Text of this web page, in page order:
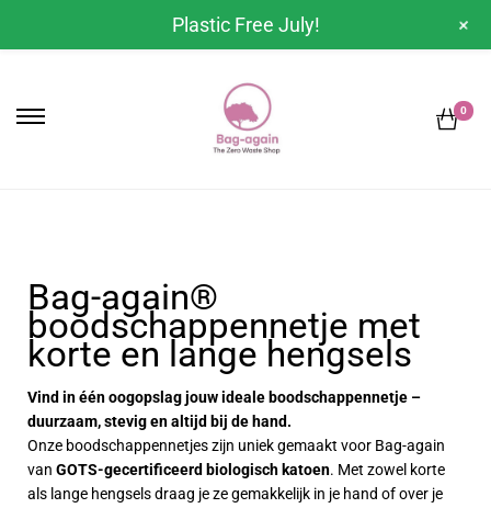
0
Bag-again®
boodschappennetje met
korte en lange hengsels
Vind in één oogopslag jouw ideale boodschappennetje –
duurzaam, stevig en altijd bij de hand.
Onze boodschappennetjes zijn uniek gemaakt voor Bag-again
van GOTS-gecertificeerd biologisch katoen. Met zowel korte
als lange hengsels draag je ze gemakkelijk in je hand of over je
Plastic Free July! +